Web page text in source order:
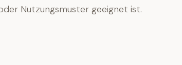
Nutzungsmuster geeignet ist.